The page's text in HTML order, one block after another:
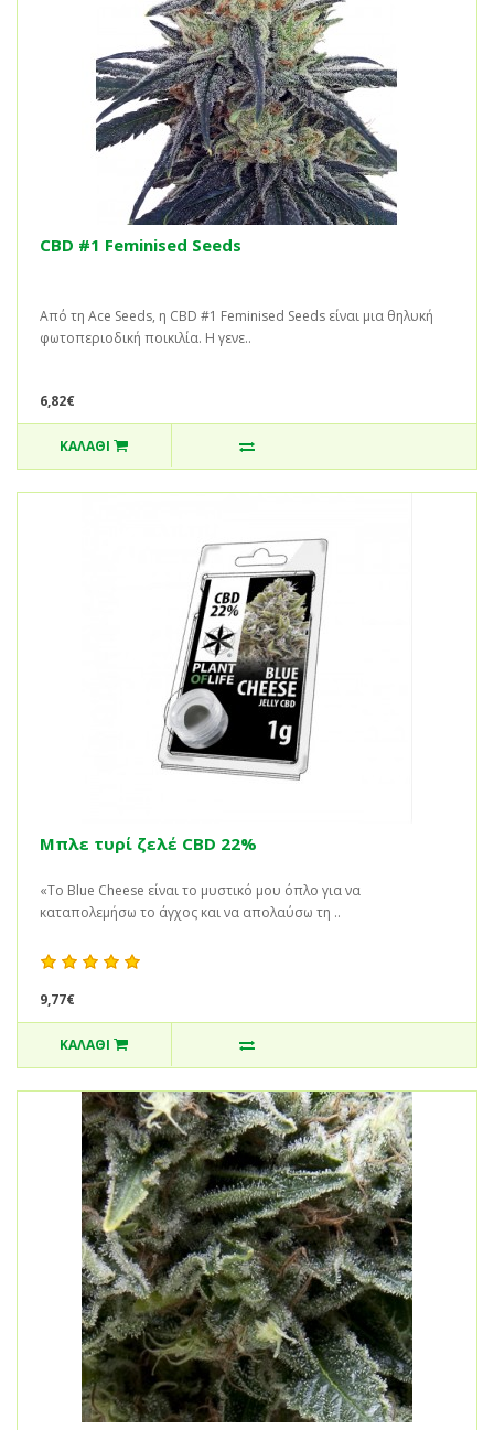
CBD #1 Feminised Seeds
Από τη Ace Seeds, η CBD #1 Feminised Seeds είναι μια θηλυκή
φωτοπεριοδική ποικιλία. Η γενε..
6,82€
ΚΑΛΆΘΙ
Μπλε τυρί ζελέ CBD 22%
«Το Blue Cheese είναι το μυστικό μου όπλο για να
καταπολεμήσω το άγχος και να απολαύσω τη ..
9,77€
ΚΑΛΆΘΙ